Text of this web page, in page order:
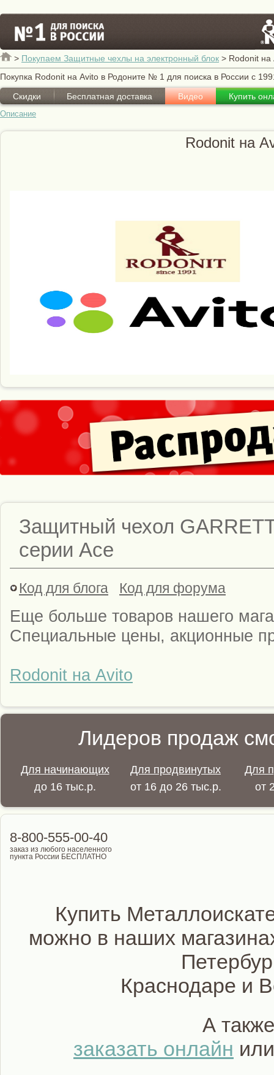
> Покупаем Защитные чехлы на электронный блок > Rodonit на
Покупка Rodonit на Avito в Родоните № 1 для поиска в России с
Скидки
Бесплатная доставка Видео Купить
Описание
Rodonit на
Защитный чехол
серии Ace
Код для блога Код для форума
Еще больше товаров нашего
Специальные цены, акционные
Rodonit на Avito
Лидеров продаж
Для начинающих
до 16 тыс.р.
Для продвинутых
от 16 до 26 тыс.р.
Для
от
8-800-555-00-40
заказ из любого населенного
пункта России БЕСПЛАТНО
Купить
можно в наших
Краснодаре и
А также
заказать онлайн